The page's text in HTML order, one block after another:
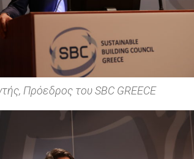
Πρόεδρος του SBC GREECE